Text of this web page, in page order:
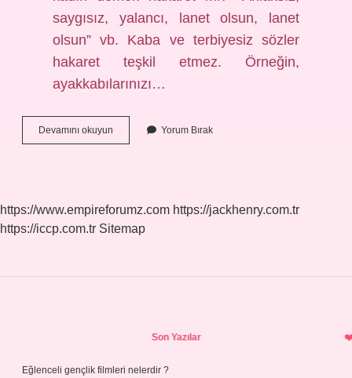
saygısız, yalancı, lanet olsun, lanet
olsun” vb. Kaba ve terbiyesiz sözler
hakaret teşkil etmez. Örneğin,
ayakkabılarınızı…
Devamını okuyun
Demek
Yorum Bırak
https://www.empireforumz.com https://jackhenry.com.tr
https://iccp.com.tr Sitemap
Son Yazılar
Eğlenceli gençlik filmleri nelerdir ?